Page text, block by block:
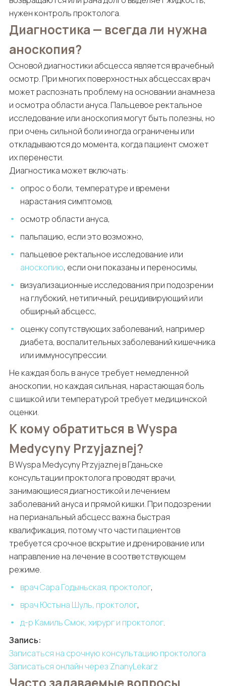
нужен контроль проктолога.
Диагностика — всегда ли нужна
аноскопия?
Основой диагностики абсцесса является врачебный
осмотр. При многих поверхностных абсцессах врач
может распознать проблему на основании анамнеза
и осмотра области ануса. Пальцевое ректальное
исследование или аноскопия могут быть полезны, но
при очень сильной боли иногда ограничены или
откладываются до момента, когда пациент сможет
их перенести.
Диагностика может включать:
опрос о боли, температуре и времени
нарастания симптомов,
осмотр области ануса,
пальпацию, если это возможно,
пальцевое ректальное исследование или
аноскопию, если они показаны и переносимы,
визуализационные исследования при подозрении
на глубокий, нетипичный, рецидивирующий или
обширный абсцесс,
оценку сопутствующих заболеваний, например
диабета, воспалительных заболеваний кишечника
или иммуносупрессии.
Не каждая боль в анусе требует немедленной
аноскопии, но каждая сильная, нарастающая боль
с шишкой или температурой требует медицинской
оценки.
К кому обратиться в Wyspa
Medycyny Przyjaznej?
В Wyspa Medycyny Przyjaznej в Гданьске
консультации проктолога проводят врачи,
занимающиеся диагностикой и лечением
заболеваний ануса и прямой кишки. При подозрении
на перианальный абсцесс важна быстрая
квалификация, потому что части пациентов
требуется срочное вскрытие и дренирование или
направление на лечение в соответствующем
режиме.
врач Сара Годыньская, проктолог,
врач Юстына Шуль, проктолог,
д-р Камиль Смок, хирург и проктолог.
Запись:
Записаться на срочную консультацию проктолога
Записаться онлайн через ZnanyLekarz
Часто задаваемые вопросы